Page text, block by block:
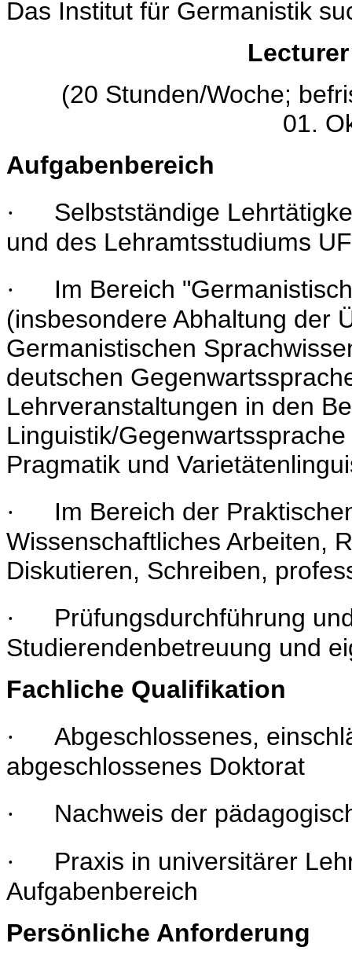
Das Institut für Germanistik
(20 Stunden/Woche;
01.
Aufgabenbereich
·
Selbstständige
und des Lehramtsstudiums
·
Im Bereich
(insbesondere Abhaltung der
Germanistischen
deutschen
Lehrveranstaltungen in den
Linguistik/
Pragmatik und
·
Im Bereich der
Wissenschaftliches Arbeiten,
Diskutieren, Schreiben,
·
Prüfungsdurchführung
Studierendenbetreuung und
Fachliche Qualifikation
·
Abgeschlossenes,
abgeschlossenes Doktorat
· Nachweis der
·
Praxis in universitärer
Aufgabenbereich
Persönliche Anforderung